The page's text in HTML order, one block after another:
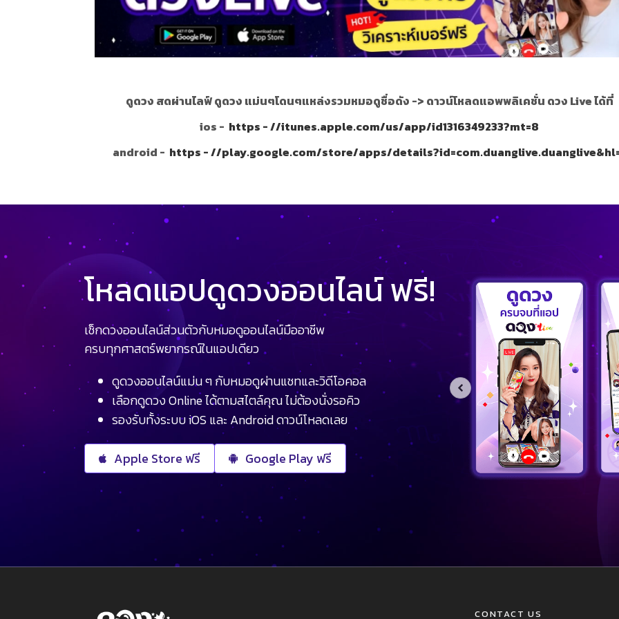
ดูดวง สดผ่านไลฟ์ ดูดวง แม่นๆโดนๆแหล่งรวมหมอดูชื่อดัง -> ดาวน์โหลดแอพพลิเคชั่น ดวง Live ได้ที่
ios - https - //itunes.apple.com/us/app/id1316349233?mt=8
android - https - //play.google.com/store/apps/
โหลดแอปดูดวงออนไลน์ ฟรี!
เช็กดวงออนไลน์ส่วนตัวกับหมอดูออนไลน์มืออาชีพ
ครบทุกศาสตร์พยากรณ์ในแอปเดียว
ดูดวงออนไลน์แม่น ๆ กับหมอดูผ่านแชทและวิดีโอคอล
เลือกดูดวง Online ได้ตามสไตล์คุณ ไม่ต้องนั่งรอคิว
รองรับทั้งระบบ iOS และ Android ดาวน์โหลดเลย
Apple Store ฟรี Google Play ฟรี
CONTACT US